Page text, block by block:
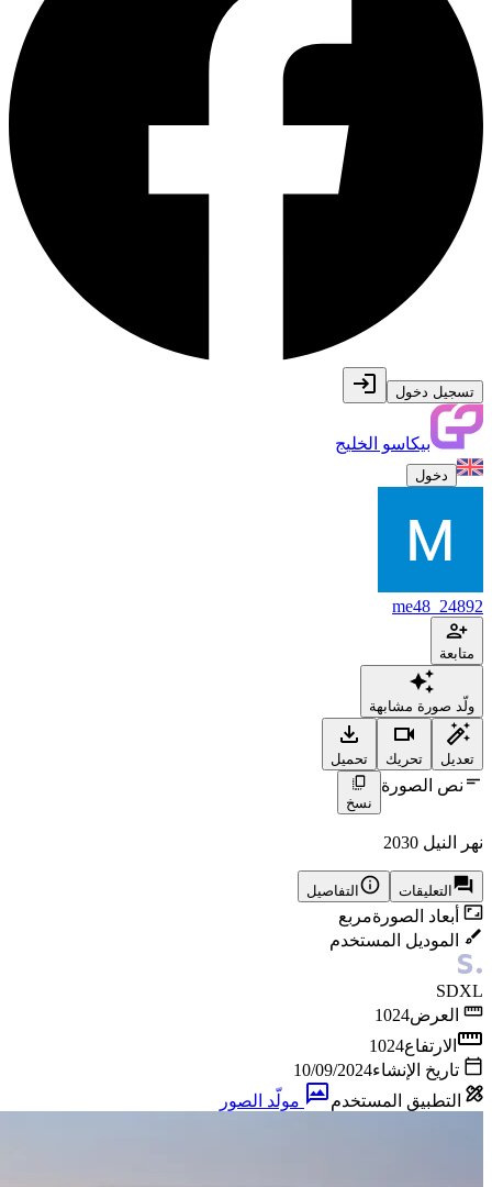
تسجيل دخول
بيكاسو الخليج
دخول
me48_24892
متابعة
ولّد صورة مشابهة
تعديل تحريك تحميل
نص الصورة
نسخ
نهر النيل 2030
التعليقات التفاصيل
أبعاد الصورةمربع
الموديل المستخدم
SDXL
العرض1024
الارتفاع1024
تاريخ الإنشاء10/09/2024
التطبيق المستخدم
مولّد الصور